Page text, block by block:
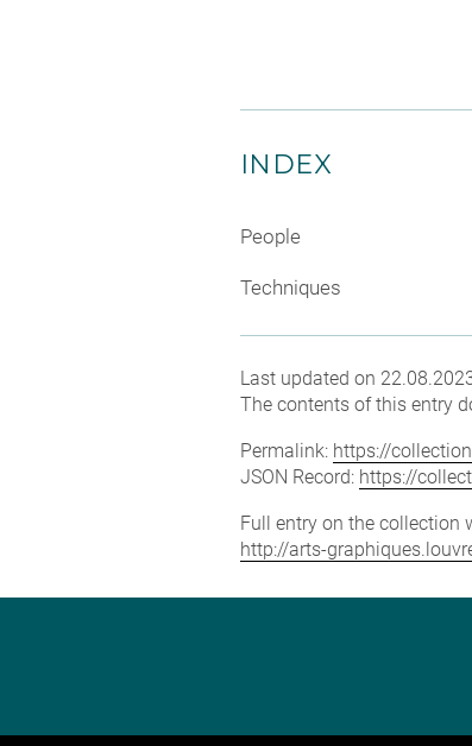
INDEX
People
Techniques
Last updated on
The contents of this entry
Permalink: https://
JSON Record: https://
Full entry on the collection
http://arts-